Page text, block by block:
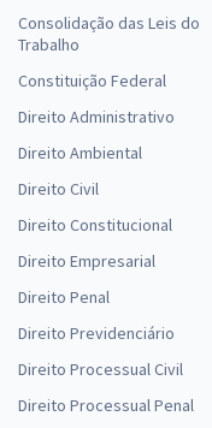
Consolidação das Leis do
Trabalho
Constituição Federal
Direito Administrativo
Direito Ambiental
Direito Civil
Direito Constitucional
Direito Empresarial
Direito Penal
Direito Previdenciário
Direito Processual Civil
Direito Processual Penal